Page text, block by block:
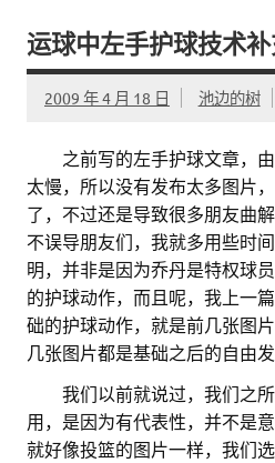
运球中左手护球技术
2009 年 4 月 18 日 池边的树
之前写的左手护球文章，
太慢，所以没有发布太多图片
了，不过还是导致很多朋友曲
不误导朋友们，我就多用些时
明，并非是因为乔丹是特权球
的护球动作，而且呢，我上一
础的护球动作，就是前几张图
几张图片都是基础之后的自由发
我们以前就说过，我们之
用，是因为有代表性，并不是
就好像投篮的图片一样，我们